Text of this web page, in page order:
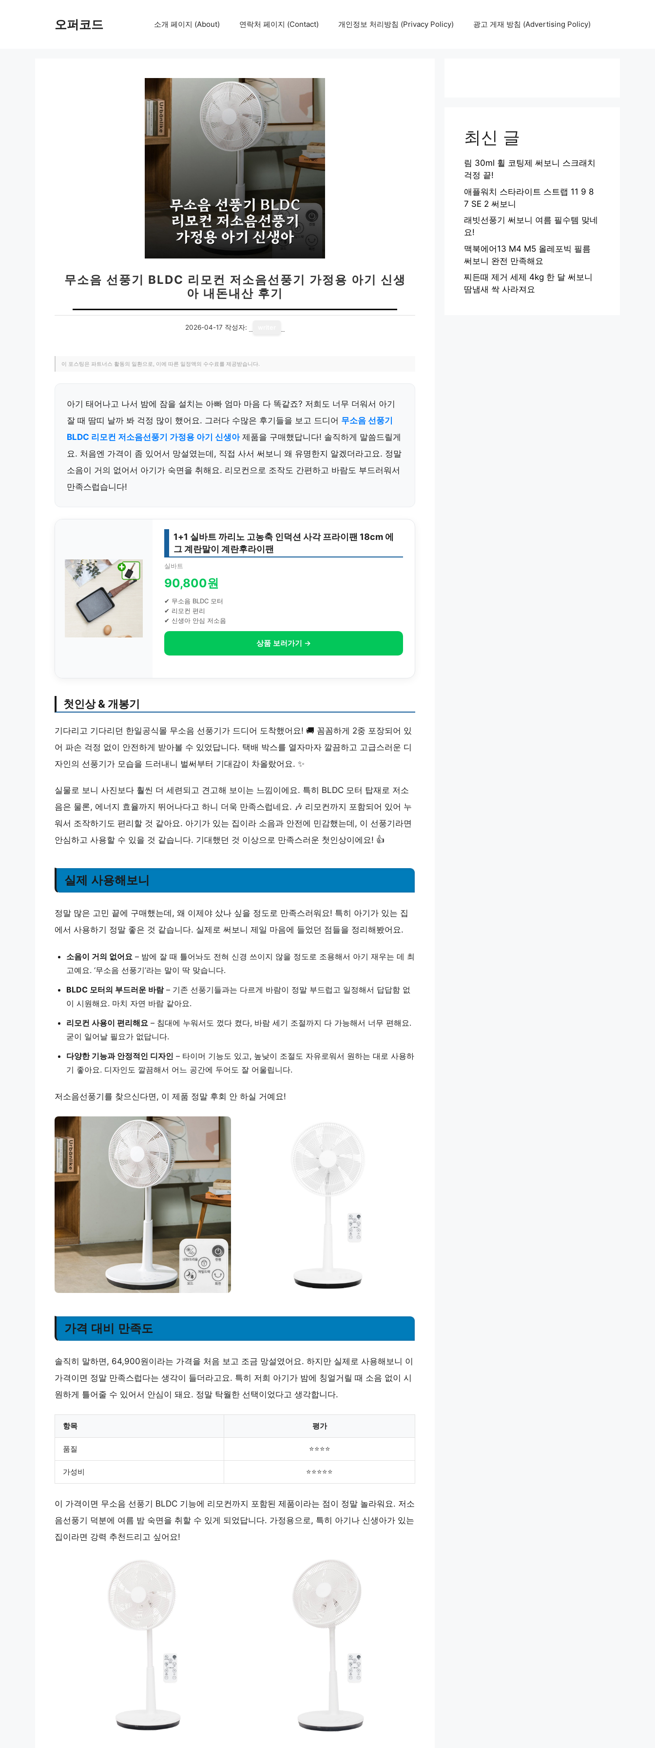
오퍼코드 소개 페이지 (About) 연락처 페이지 (Contact) 개인정보 처리방침 (Privacy Policy) 광고 게재 방침 (Advertising Policy)
무소음 선풍기 BLDC 리모컨 저소음선풍기 가정용 아기 신생
아 내돈내산 후기
2026-04-17 작성자:
이 포스팅은 파트너스 활동의 일환으로, 이에 따른 일정액의 수수료를 제공받습니다.
아기 태어나고 나서 밤에 잠을 설치는 아빠 엄마 마음 다 똑같죠? 저희도 너무 더워서 아기
잘 때 땀띠 날까 봐 걱정 많이 했어요. 그러다 수많은 후기들을 보고 드디어 무소음 선풍기
BLDC 리모컨 저소음선풍기 가정용 아기 신생아제품을 구매했답니다! 솔직하게 말씀드릴게
요. 처음엔 가격이 좀 있어서 망설였는데, 직접 사서 써보니 왜 유명한지 알겠더라고요. 정말
소음이 거의 없어서 아기가 숙면을 취해요. 리모컨으로 조작도 간편하고 바람도 부드러워서
만족스럽습니다!
1+1 실바트 까리노 고농축 인덕션 사각 프라이팬 18cm 에
그 계란말이 계란후라이팬
실바트
90,800원
✔ 무소음 BLDC 모터
✔ 리모컨 편리
✔ 신생아 안심 저소음
상품 보러가기 →
첫인상 & 개봉기
기다리고 기다리던 한일공식몰 무소음 선풍기가 드디어 도착했어요! 🚚 꼼꼼하게 2중 포장되어 있
어 파손 걱정 없이 안전하게 받아볼 수 있었답니다. 택배 박스를 열자마자 깔끔하고 고급스러운 디
자인의 선풍기가 모습을 드러내니 벌써부터 기대감이 차올랐어요. ✨
실물로 보니 사진보다 훨씬 더 세련되고 견고해 보이는 느낌이에요. 특히 BLDC 모터 탑재로 저소
음은 물론, 에너지 효율까지 뛰어나다고 하니 더욱 만족스럽네요. 🎶 리모컨까지 포함되어 있어 누
워서 조작하기도 편리할 것 같아요. 아기가 있는 집이라 소음과 안전에 민감했는데, 이 선풍기라면
안심하고 사용할 수 있을 것 같습니다. 기대했던 것 이상으로 만족스러운 첫인상이에요! 👍
실제 사용해보니
정말 많은 고민 끝에 구매했는데, 왜 이제야 샀나 싶을 정도로 만족스러워요! 특히 아기가 있는 집
에서 사용하기 정말 좋은 것 같습니다. 실제로 써보니 제일 마음에 들었던 점들을 정리해봤어요.
소음이 거의 없어요 – 밤에 잘 때 틀어놔도 전혀 신경 쓰이지 않을 정도로 조용해서 아기 재우는 데 최
고예요. ‘무소음 선풍기’라는 말이 딱 맞습니다.
BLDC 모터의 부드러운 바람– 기존 선풍기들과는 다르게 바람이 정말 부드럽고 일정해서 답답함 없
이 시원해요. 마치 자연 바람 같아요.
리모컨 사용이 편리해요 – 침대에 누워서도 껐다 켰다, 바람 세기 조절까지 다 가능해서 너무 편해요.
굳이 일어날 필요가 없답니다.
다양한 기능과 안정적인 디자인 – 타이머 기능도 있고, 높낮이 조절도 자유로워서 원하는 대로 사용하
기 좋아요. 디자인도 깔끔해서 어느 공간에 두어도 잘 어울립니다.
저소음선풍기를 찾으신다면, 이 제품 정말 후회 안 하실 거예요!
가격 대비 만족도
솔직히 말하면, 64,900원이라는 가격을 처음 보고 조금 망설였어요. 하지만 실제로 사용해보니 이
가격이면 정말 만족스럽다는 생각이 들더라고요. 특히 저희 아기가 밤에 칭얼거릴 때 소음 없이 시
원하게 틀어줄 수 있어서 안심이 돼요. 정말 탁월한 선택이었다고 생각합니다.
항목 평가
품질 ⭐⭐⭐⭐
가성비 ⭐⭐⭐⭐⭐
이 가격이면 무소음 선풍기 BLDC 기능에 리모컨까지 포함된 제품이라는 점이 정말 놀라워요. 저소
음선풍기 덕분에 여름 밤 숙면을 취할 수 있게 되었답니다. 가정용으로, 특히 아기나 신생아가 있는
집이라면 강력 추천드리고 싶어요!
최신 글
림 30ml 휠 코팅제 써보니 스크래치
걱정 끝!
애플워치 스타라이트 스트랩 11 9 8
7 SE 2 써보니
래빗선풍기 써보니 여름 필수템 맞네
요!
맥북에어13 M4 M5 올레포빅 필름
써보니 완전 만족해요
찌든때 제거 세제 4kg 한 달 써보니
땀냄새 싹 사라져요